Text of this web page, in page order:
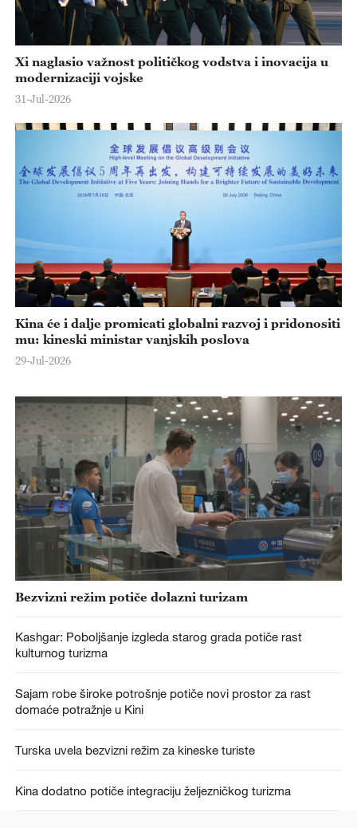
Xi naglasio važnost političkog vodstva i inovacija u
modernizaciji vojske
31-Jul-2026
Kina će i dalje promicati globalni razvoj i pridonositi
mu: kineski ministar vanjskih poslova
29-Jul-2026
Bezvizni režim potiče dolazni turizam
Kashgar: Poboljšanje izgleda starog grada potiče rast
kulturnog turizma
Sajam robe široke potrošnje potiče novi prostor za rast
domaće potražnje u Kini
Turska uvela bezvizni režim za kineske turiste
Kina dodatno potiče integraciju željezničkog turizma